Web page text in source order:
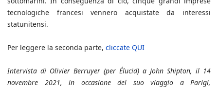
tecnologiche francesi vennero acquistate da interessi
statunitensi.
Per leggere la seconda parte, cliccate QUI
Intervista di Olivier Berruyer (per Élucid) a John Shipton, il 14
novembre 2021, in occasione del suo viaggio a Parigi,